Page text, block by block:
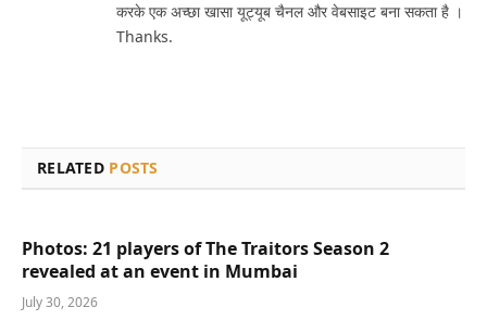
करके एक अच्छा खासा यूट्यूब चैनल और वेबसाइट बना सकता है ।
Thanks.
RELATED POSTS
Photos: 21 players of The Traitors Season 2
revealed at an event in Mumbai
July 30, 2026